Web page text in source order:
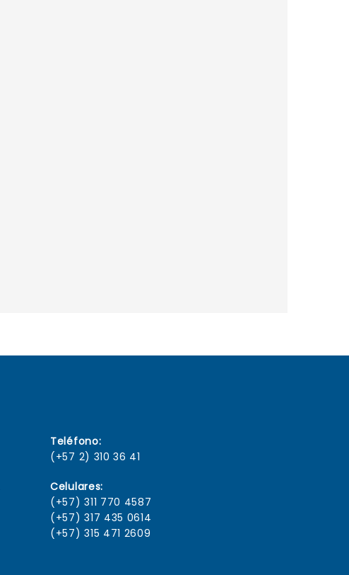
Teléfono:
(+57 2) 310 36 41
Celulares:
(+57) 311 770 4587
(+57) 317 435 0614
(+57) 315 471 2609